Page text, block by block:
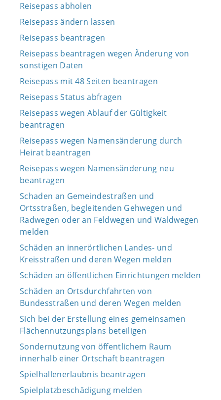
Reisepass abholen
Reisepass ändern lassen
Reisepass beantragen
Reisepass beantragen wegen Änderung von
sonstigen Daten
Reisepass mit 48 Seiten beantragen
Reisepass Status abfragen
Reisepass wegen Ablauf der Gültigkeit
beantragen
Reisepass wegen Namensänderung durch
Heirat beantragen
Reisepass wegen Namensänderung neu
beantragen
Schaden an Gemeindestraßen und
Ortsstraßen, begleitenden Gehwegen und
Radwegen oder an Feldwegen und Waldwegen
melden
Schäden an innerörtlichen Landes- und
Kreisstraßen und deren Wegen melden
Schäden an öffentlichen Einrichtungen melden
Schäden an Ortsdurchfahrten von
Bundesstraßen und deren Wegen melden
Sich bei der Erstellung eines gemeinsamen
Flächennutzungsplans beteiligen
Sondernutzung von öffentlichem Raum
innerhalb einer Ortschaft beantragen
Spielhallenerlaubnis beantragen
Spielplatzbeschädigung melden